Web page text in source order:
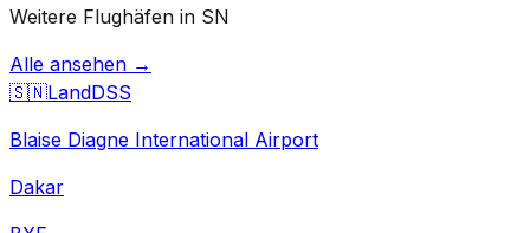
Weitere Flughäfen in SN
Alle ansehen →
🇸🇳LandDSS
Blaise Diagne International Airport
Dakar